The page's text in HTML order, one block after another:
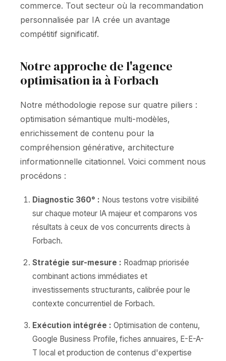
commerce. Tout secteur où la recommandation
personnalisée par IA crée un avantage
compétitif significatif.
Notre approche de l'agence
optimisation ia à Forbach
Notre méthodologie repose sur quatre piliers :
optimisation sémantique multi-modèles,
enrichissement de contenu pour la
compréhension générative, architecture
informationnelle citationnel. Voici comment nous
procédons :
Diagnostic 360° : Nous testons votre visibilité
sur chaque moteur IA majeur et comparons vos
résultats à ceux de vos concurrents directs à
Forbach.
Stratégie sur-mesure : Roadmap priorisée
combinant actions immédiates et
investissements structurants, calibrée pour le
contexte concurrentiel de Forbach.
Exécution intégrée : Optimisation de contenu,
Google Business Profile, fiches annuaires, E-E-A-
T local et production de contenus d'expertise